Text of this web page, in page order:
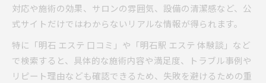
明石のエステで得られる癒しの時間
対応や施術の効果、サロンの雰囲気、設備の清潔感など、公
式サイトだけではわからないリアルな情報が得られます。
特に「明石 エステ 口コミ」や「明石駅 エステ 体験談」など
で検索すると、具体的な施術内容や満足度、トラブル事例や
リピート理由なども確認できるため、失敗を避けるための重